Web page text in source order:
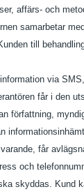
affärs- och
samarbetar
till
via
får i den
författning,
får
och
skyddas. Kund